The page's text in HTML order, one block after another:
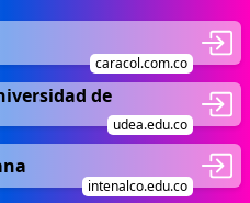
caracol.com.co
de
udea.edu.co
intenalco.edu.co